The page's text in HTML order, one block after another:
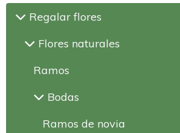
Regalar flores
Flores naturales
Ramos
Bodas
Ramos de novia